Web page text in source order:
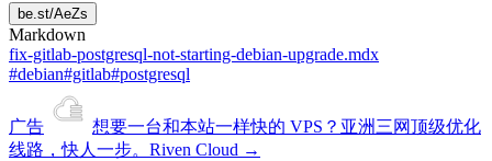
be.st/AeZs
Markdown
fix-gitlab-postgresql-not-starting-debian-upgrade.mdx
#debian#gitlab#postgresql
广告 想要一台和本站一样快的 VPS？ 亚洲三网顶级优化
线路，快人一步。 Riven Cloud →